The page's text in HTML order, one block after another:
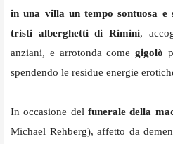
in una villa un tempo sontuosa e
tristi alberghetti di Rimini,
anziani, e arrotonda come gigolò
spendendo le residue energie
In occasione del funerale della
Michael Rehberg), affetto da